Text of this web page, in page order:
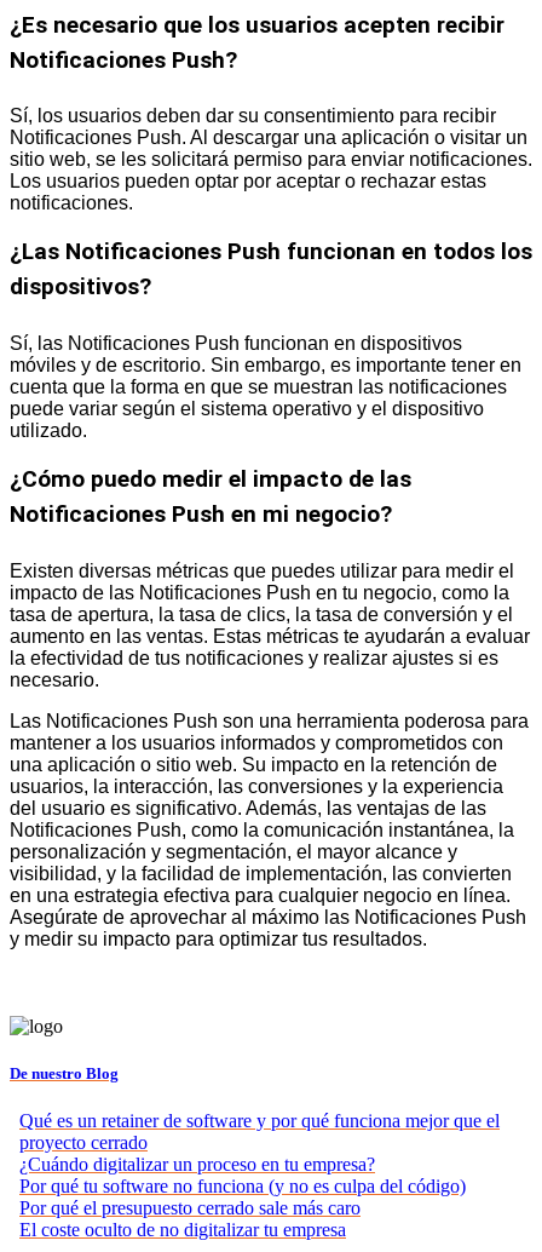
¿Es necesario que los usuarios acepten recibir
Notificaciones Push?
Sí, los usuarios deben dar su consentimiento para recibir
Notificaciones Push. Al descargar una aplicación o visitar un
sitio web, se les solicitará permiso para enviar notificaciones.
Los usuarios pueden optar por aceptar o rechazar estas
notificaciones.
¿Las Notificaciones Push funcionan en todos los
dispositivos?
Sí, las Notificaciones Push funcionan en dispositivos
móviles y de escritorio. Sin embargo, es importante tener en
cuenta que la forma en que se muestran las notificaciones
puede variar según el sistema operativo y el dispositivo
utilizado.
¿Cómo puedo medir el impacto de las
Notificaciones Push en mi negocio?
Existen diversas métricas que puedes utilizar para medir el
impacto de las Notificaciones Push en tu negocio, como la
tasa de apertura, la tasa de clics, la tasa de conversión y el
aumento en las ventas. Estas métricas te ayudarán a evaluar
la efectividad de tus notificaciones y realizar ajustes si es
necesario.
Las Notificaciones Push son una herramienta poderosa para
mantener a los usuarios informados y comprometidos con
una aplicación o sitio web. Su impacto en la retención de
usuarios, la interacción, las conversiones y la experiencia
del usuario es significativo. Además, las ventajas de las
Notificaciones Push, como la comunicación instantánea, la
personalización y segmentación, el mayor alcance y
visibilidad, y la facilidad de implementación, las convierten
en una estrategia efectiva para cualquier negocio en línea.
Asegúrate de aprovechar al máximo las Notificaciones Push
y medir su impacto para optimizar tus resultados.
De nuestro Blog
Qué es un retainer de software y por qué funciona mejor que el
proyecto cerrado
¿Cuándo digitalizar un proceso en tu empresa?
Por qué tu software no funciona (y no es culpa del código)
Por qué el presupuesto cerrado sale más caro
El coste oculto de no digitalizar tu empresa